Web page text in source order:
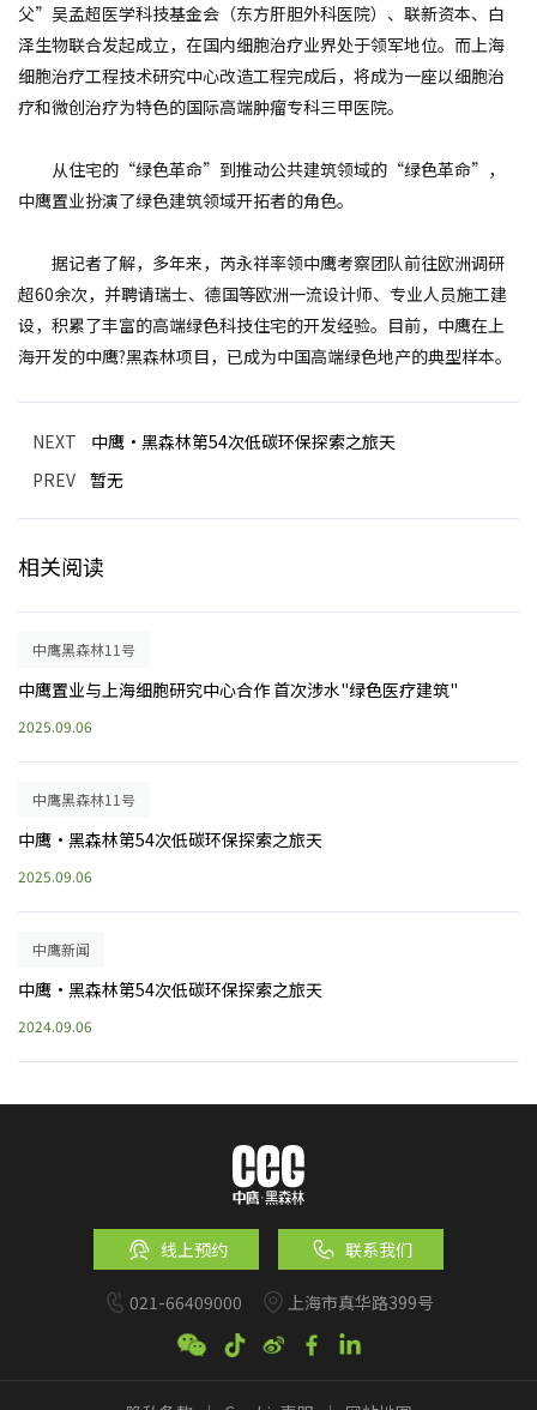
父”吴孟超医学科技基金会（东方肝胆外科医院）、联新资本、白
泽生物联合发起成立，在国内细胞治疗业界处于领军地位。而上海
细胞治疗工程技术研究中心改造工程完成后，将成为一座以细胞治
疗和微创治疗为特色的国际高端肿瘤专科三甲医院。
从住宅的“绿色革命”到推动公共建筑领域的“绿色革命”，
中鹰置业扮演了绿色建筑领域开拓者的角色。
据记者了解，多年来，芮永祥率领中鹰考察团队前往欧洲调研
超60余次，并聘请瑞士、德国等欧洲一流设计师、专业人员施工建
设，积累了丰富的高端绿色科技住宅的开发经验。目前，中鹰在上
海开发的中鹰?黑森林项目，已成为中国高端绿色地产的典型样本。
NEXT
中鹰·黑森林第54次低碳环保探索之旅天
PREV 暂无
相关阅读
中鹰黑森林11号
中鹰置业与上海细胞研究中心合作 首次涉水"绿色医疗建筑"
2025.09.06
中鹰黑森林11号
中鹰·黑森林第54次低碳环保探索之旅天
2025.09.06
中鹰新闻
中鹰·黑森林第54次低碳环保探索之旅天
2024.09.06
线上预约 联系我们
021-66409000 上海市真华路399号